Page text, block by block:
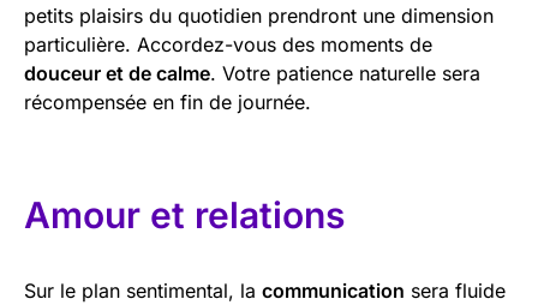
petits plaisirs du quotidien prendront une dimension
particulière. Accordez-vous des moments de
douceur et de calme. Votre patience naturelle sera
récompensée en fin de journée.
Amour et relations
Sur le plan sentimental, la communication sera fluide